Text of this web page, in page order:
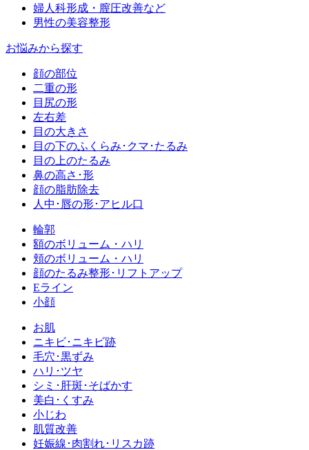
婦人科形成・膣圧改善など
男性の美容整形
お悩みから探す
顔の部位
二重の形
目尻の形
左右差
目の大きさ
目の下のふくらみ･クマ･たるみ
目の上のたるみ
鼻の高さ･形
顔の脂肪除去
人中･唇の形･アヒル口
輪郭
額のボリューム・ハリ
頬のボリューム・ハリ
顔のたるみ整形･リフトアップ
Eライン
小顔
お肌
ニキビ･ニキビ跡
毛穴･黒ずみ
ハリ･ツヤ
シミ･肝斑･そばかす
美白･くすみ
小じわ
肌質改善
妊娠線･肉割れ･リスカ跡